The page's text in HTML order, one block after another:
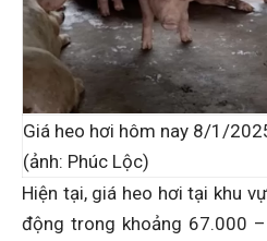
Giá heo hơi hôm nay 8/1/
(ảnh: Phúc Lộc)
Hiện tại, giá heo hơi tại khu
động trong khoảng 67.000